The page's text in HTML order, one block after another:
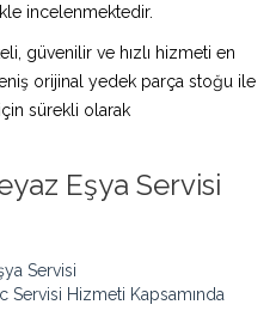
incelenmektedir.
güvenilir ve hızlı hizmeti en
orijinal yedek parça stoğu ile
sürekli olarak
Eşya Servisi
Servisi
Servisi Hizmeti Kapsamında